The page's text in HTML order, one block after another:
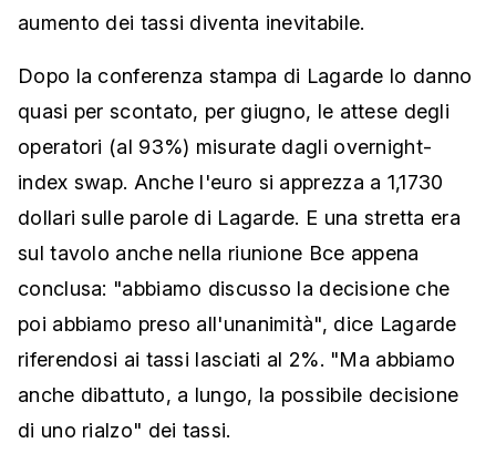
aumento dei tassi diventa inevitabile.
Dopo la conferenza stampa di Lagarde lo danno
quasi per scontato, per giugno, le attese degli
operatori (al 93%) misurate dagli overnight-
index swap. Anche l'euro si apprezza a 1,1730
dollari sulle parole di Lagarde. E una stretta era
sul tavolo anche nella riunione Bce appena
conclusa: "abbiamo discusso la decisione che
poi abbiamo preso all'unanimità", dice Lagarde
riferendosi ai tassi lasciati al 2%. "Ma abbiamo
anche dibattuto, a lungo, la possibile decisione
di uno rialzo" dei tassi.